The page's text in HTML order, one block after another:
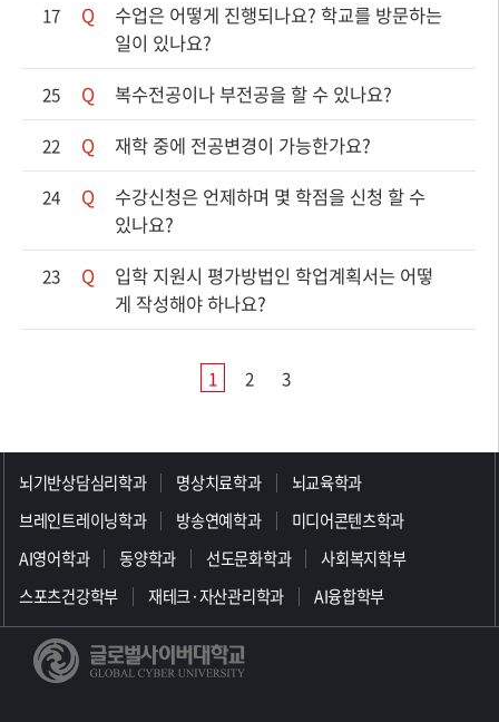
17 Q
수업은 어떻게 진행되나요? 학교를 방문하는
일이 있나요?
25 Q 복수전공이나 부전공을 할 수 있나요?
22 Q 재학 중에 전공변경이 가능한가요?
24 Q
수강신청은 언제하며 몇 학점을 신청 할 수
있나요?
23 Q
입학 지원시 평가방법인 학업계획서는 어떻
게 작성해야 하나요?
1 2 3
뇌기반상담심리학과 명상치료학과
뇌교육학과
브레인트레이닝학과
방송연예학과
미디어콘텐츠학과
AI영어학과
동양학과 선도문화학과
사회복지학부
스포츠건강학부
재테크·자산관리학과 AI융합학부